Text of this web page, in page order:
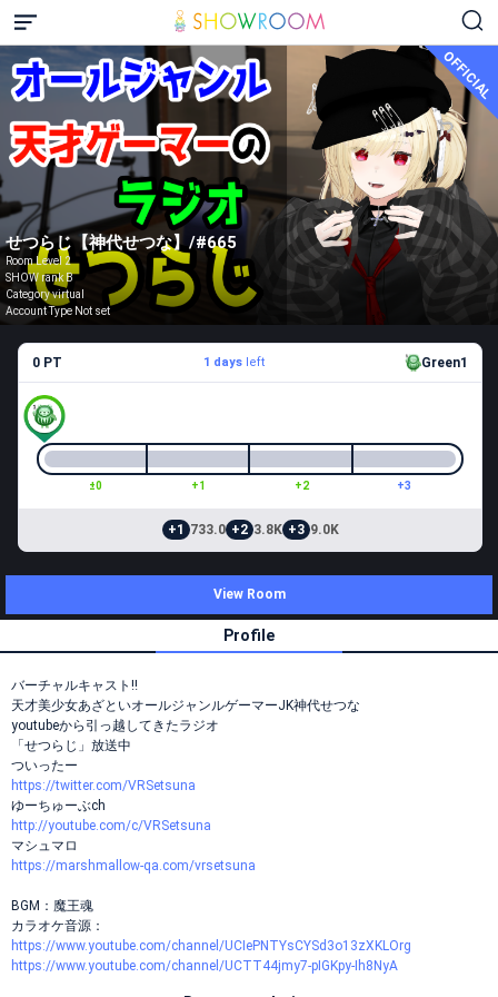
OFFICIAL
せつらじ【神代せつな】/#665
Room Level 2
SHOW rank B
Category virtual
Account Type Not set
0 PT 1 daysleft Green1
±0 +1 +2 +3
+1 733.0 +2 3.8K +3 9.0K
View Room
Profile
バーチャルキャスト‼️
天才美少女あざといオールジャンルゲーマーJK神代せつな
youtubeから引っ越してきたラジオ
「せつらじ」放送中
ついったー
https://twitter.com/VRSetsuna
ゆーちゅーぶch
http://youtube.com/c/VRSetsuna
マシュマロ
https://marshmallow-qa.com/vrsetsuna
BGM：魔王魂
カラオケ音源：
https://www.youtube.com/channel/UCIePNTYsCYSd3o13zXKLOrg
https://www.youtube.com/channel/UCTT44jmy7-pIGKpy-Ih8NyA